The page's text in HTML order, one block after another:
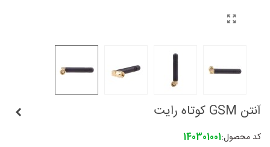
آنتن GSM کوتاه رایت
کد محصول:140301001